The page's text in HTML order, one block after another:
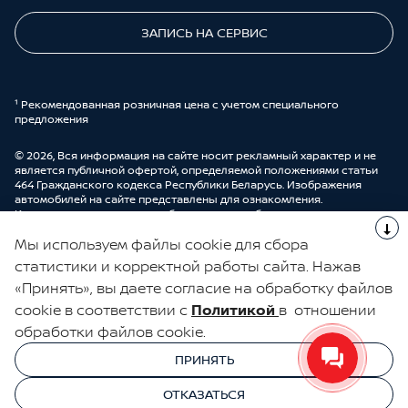
ЗАПИСЬ НА СЕРВИС
¹ Рекомендованная розничная цена с учетом специального
предложения
© 2026, Вся информация на сайте носит рекламный характер и не
является публичной офертой, определяемой положениями статьи
464 Гражданского кодекса Республики Беларусь. Изображения
автомобилей на сайте представлены для ознакомления.
Комплектации и цены могут быть изменены без предварительного
автоцентре ООО “ДрайвМоторс”.
ЭЛЕКТРОННАЯ КНИГА ОТЗЫВОВ
© 2026, УНП 191111259
ООО "ДрайвМоторс"
УНП 191111259 ООО "ДрайвМоторс"
Мы используем файлы cookie для сбора
статистики и корректной работы сайта. Нажав
«Принять», вы даете согласие на обработку файлов
cookie в соответствии с Политикой в отношении
обработки файлов cookie.
ПРИНЯТЬ
ОТКАЗАТЬСЯ